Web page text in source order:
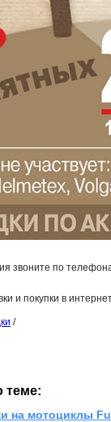
звоните по
и покупки в
/
теме:
на мотоциклы